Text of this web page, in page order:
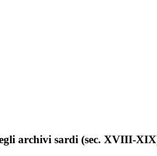
archivi sardi (sec. XVIII-